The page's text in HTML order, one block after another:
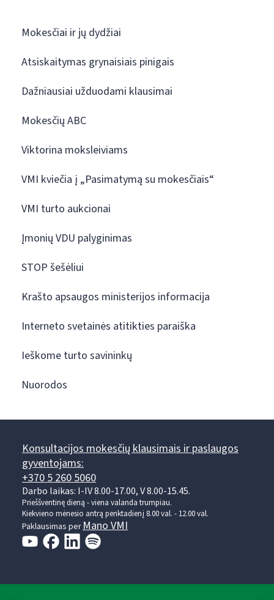
Mokesčiai ir jų dydžiai
Atsiskaitymas grynaisiais pinigais
Dažniausiai užduodami klausimai
Mokesčių ABC
Viktorina moksleiviams
VMI kviečia į „Pasimatymą su mokesčiais“
VMI turto aukcionai
Įmonių VDU palyginimas
STOP šešėliui
Krašto apsaugos ministerijos informacija
Interneto svetainės atitikties paraiška
Ieškome turto savininkų
Nuorodos
Konsultacijos mokesčių klausimais ir paslaugos
gyventojams:
+370 5 260 5060
Darbo laikas: I-IV 8.00-17.00, V 8.00-15.45.
Prieššventinę dieną - viena valanda trumpiau.
Kiekvieno mėnesio antrą penktadienį 8.00 val. - 12.00 val.
Paklausimas per Mano VMI